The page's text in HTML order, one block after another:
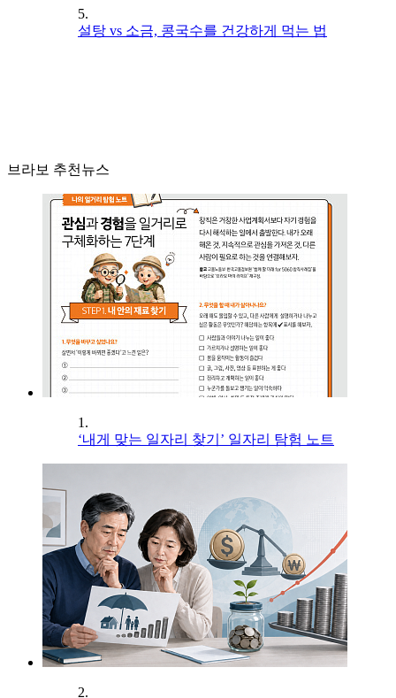
5.
설탕 vs 소금, 콩국수를 건강하게 먹는 법
브라보 추천뉴스
1.
‘내게 맞는 일자리 찾기’ 일자리 탐험 노트
2.